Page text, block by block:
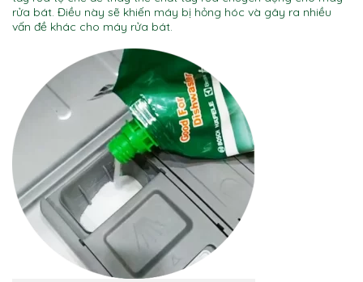
rửa bát. Điều này sẽ khiến máy bị hỏng hóc và gây ra nhiều
vấn đề khác cho máy rửa bát.